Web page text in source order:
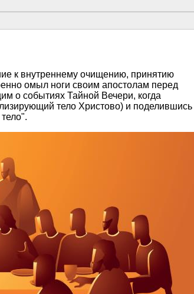
к внутреннему очищению, принятию
омыл ноги своим апостолам перед
о событиях Тайной Вечери, когда
тело Христово) и поделившись